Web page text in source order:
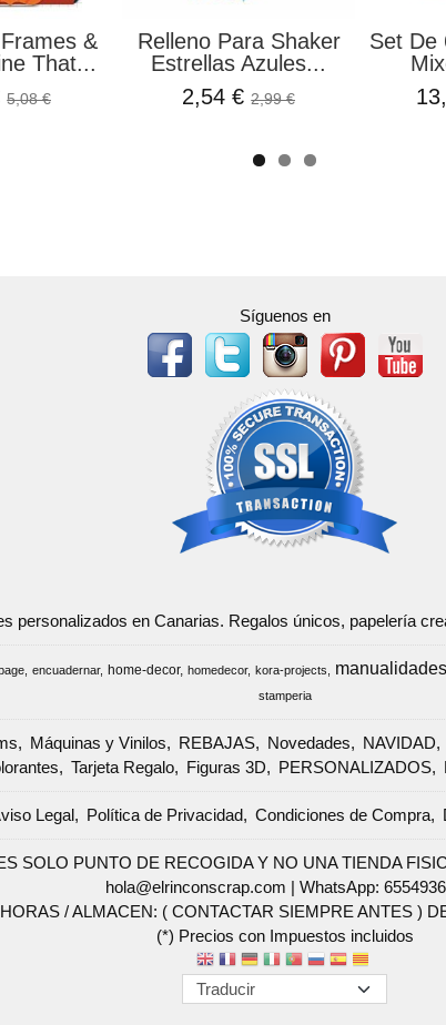
&
That...
5,08 €
Relleno Para Shaker
Estrellas Azules...
2,54 €2,99 €
Set De
Síguenos en
personalizados en Canarias. Regalos únicos, papelería
encuadernar home-decor homedecor kora-projects manualidades
stamperia
Máquinas y Vinilos REBAJAS Novedades NAVIDAD
Tarjeta Regalo Figuras 3D PERSONALIZADOS
Legal Política de Privacidad Condiciones de Compra
SOLO PUNTO DE RECOGIDA Y NO UNA TIENDA
hola@elrinconscrap.com |WhatsApp:
/ ALMACEN: ( CONTACTAR SIEMPRE ANTES )
(*) Precios con Impuestos incluidos